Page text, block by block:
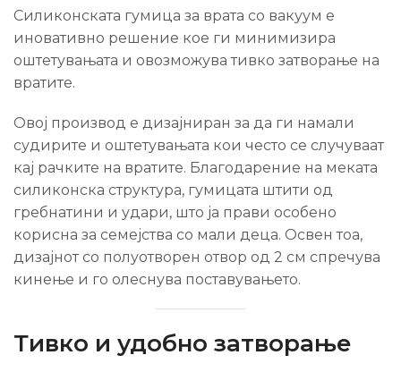
Силиконската гумица за врата со вакуум е
иновативно решение кое ги минимизира
оштетувањата и овозможува тивко затворање на
вратите.
Овој производ е дизајниран за да ги намали
судирите и оштетувањата кои често се случуваат
кај рачките на вратите. Благодарение на меката
силиконска структура, гумицата штити од
гребнатини и удари, што ја прави особено
корисна за семејства со мали деца. Освен тоа,
дизајнот со полуотворен отвор од 2 см спречува
кинење и го олеснува поставувањето.
Тивко и удобно затворање